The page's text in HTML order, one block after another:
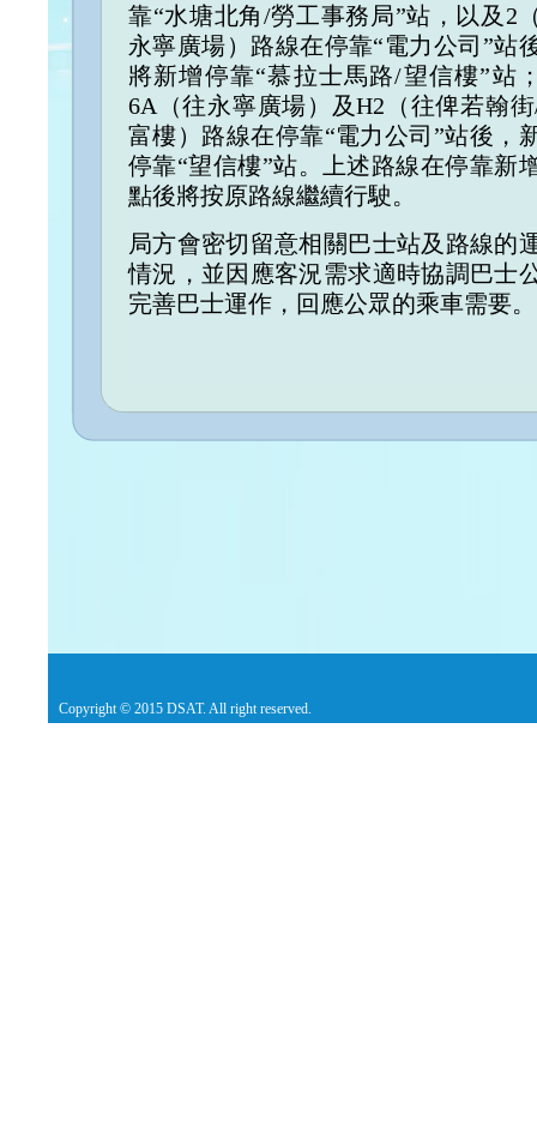
靠“水塘北角/勞工事務局”站，以及2
永寧廣場）路線在停靠“電力公司”站
將新增停靠“慕拉士馬路/望信樓”站
6A（往永寧廣場）及H2（往俾若翰
富樓）路線在停靠“電力公司”站後，
停靠“望信樓”站。上述路線在停靠新
點後將按原路線繼續行駛。
局方會密切留意相關巴士站及路線的
情況，並因應客況需求適時協調巴士
完善巴士運作，回應公眾的乘車需要。
Copyright © 2015 DSAT. All right reserved.